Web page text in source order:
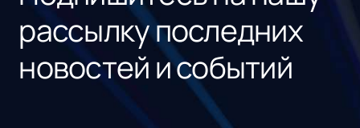
рассылку последних
новостей и событий